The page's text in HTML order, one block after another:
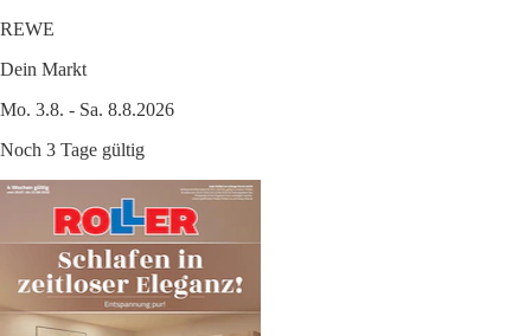
REWE
Dein Markt
Mo. 3.8. - Sa. 8.8.2026
Noch 3 Tage gültig